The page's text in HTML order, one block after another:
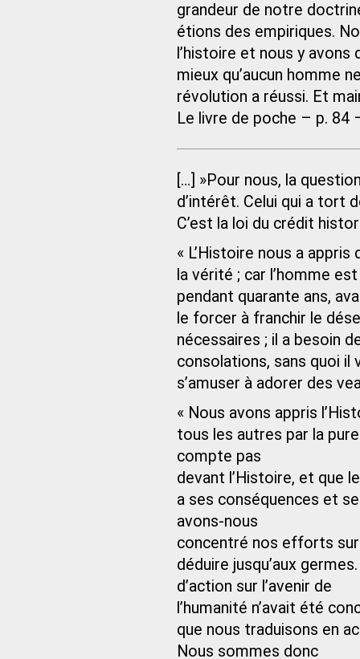
grandeur de notre
étions des empiriques.
l’histoire et nous y
mieux qu’aucun homme
révolution a réussi. Et
Le livre de poche – p. 84
[…] »Pour nous, la
d’intérêt. Celui qui a tort
C’est la loi du crédit
« L’Histoire nous a
la vérité ; car l’homme
pendant quarante ans,
le forcer à franchir le
nécessaires ; il a besoin
consolations, sans quoi il
s’amuser à adorer des
« Nous avons appris
tous les autres par la
compte pas
devant l’Histoire, et que
a ses conséquences et
avons-nous
concentré nos efforts sur
déduire jusqu’aux
d’action sur l’avenir de
l’humanité n’avait été
que nous traduisons en
Nous sommes donc